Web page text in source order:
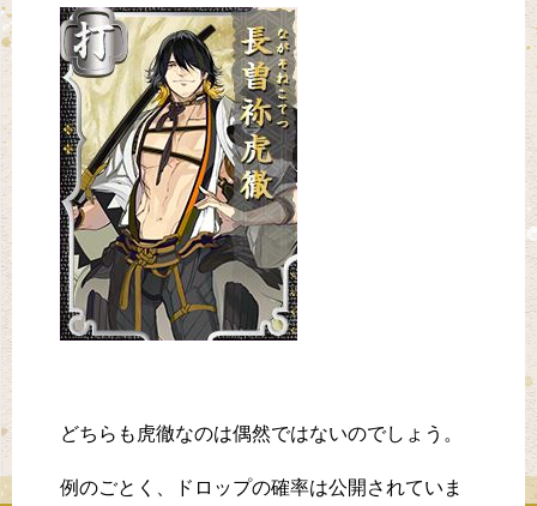
どちらも虎徹なのは偶然ではないのでしょう。
例のごとく、ドロップの確率は公開されていま